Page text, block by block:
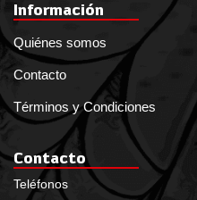
Información
Quiénes somos
Contacto
Términos y Condiciones
Contacto
Teléfonos